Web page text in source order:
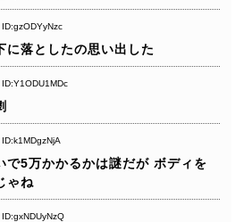
ID:gzODYyNzc
に落としたの思い出した
ID:Y1ODU1MDc
ID:k1MDgzNjA
で5万かかるかは謎だが ボディを
ゃね
ID:gxNDUyNzQ